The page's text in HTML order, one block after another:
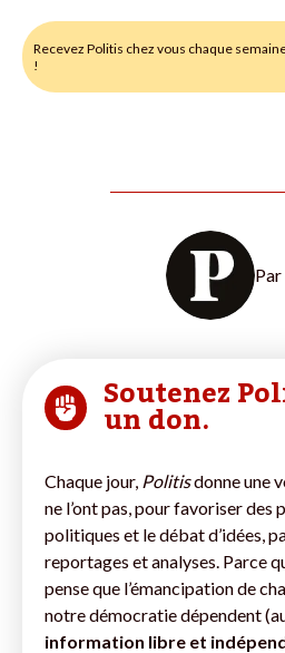
Recevez Politis chez vous chaque
!
Par
Soutenez
un don.
Chaque jour, Politisdonne une
ne l’ont pas, pour favoriser des
politiques et le débat d’idées,
reportages et analyses. Parce
pense que l’émancipation de
notre démocratie dépendent
information libre et